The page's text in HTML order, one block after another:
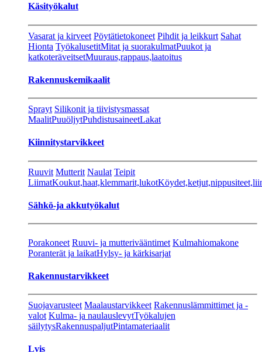
Käsityökalut
Vasarat ja kirveet Pöytätietokoneet Pihdit ja leikkurt Sahat
Hionta TyökalusetitMitat ja suorakulmatPuukot ja
katkoteräveitsetMuuraus,rappaus,laatoitus
Rakennuskemikaalit
Sprayt Silikonit ja tiivistysmassat
MaalitPuuöljytPuhdistusaineetLakat
Kiinnitystarvikkeet
Ruuvit Mutterit Naulat Teipit
LiimatKoukut,haat,klemmarit,lukot
Sähkö-ja akkutyökalut
Porakoneet Ruuvi- ja mutterivääntimet Kulmahiomakone
Poranterät ja laikatHylsy- ja kärkisarjat
Rakennustarvikkeet
Suojavarusteet Maalaustarvikkeet Rakennuslämmittimet ja -
valot Kulma- ja naulauslevytTyökalujen
säilytysRakennuspaljutPintamateriaalit
Lvis